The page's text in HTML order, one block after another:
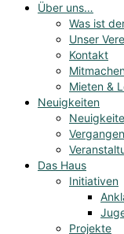
Über uns…
Was ist
Unser
Kontakt
Mieten &
Neuigkeiten
Das Haus
Initiativen
Projekte